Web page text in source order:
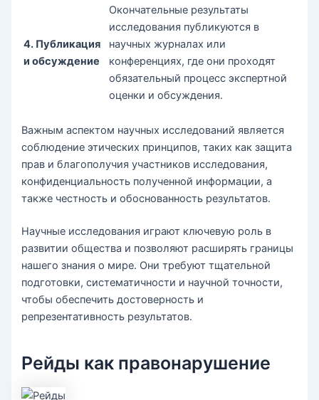
4. Публикация
и обсуждение
Окончательные результаты
исследования публикуются в
научных журналах или
конференциях, где они проходят
обязательный процесс экспертной
оценки и обсуждения.
Важным аспектом научных исследований является
соблюдение этических принципов, таких как защита
прав и благополучия участников исследования,
конфиденциальность полученной информации, а
также честность и обоснованность результатов.
Научные исследования играют ключевую роль в
развитии общества и позволяют расширять границы
нашего знания о мире. Они требуют тщательной
подготовки, систематичности и научной точности,
чтобы обеспечить достоверность и
репрезентативность результатов.
Рейды как правонарушение